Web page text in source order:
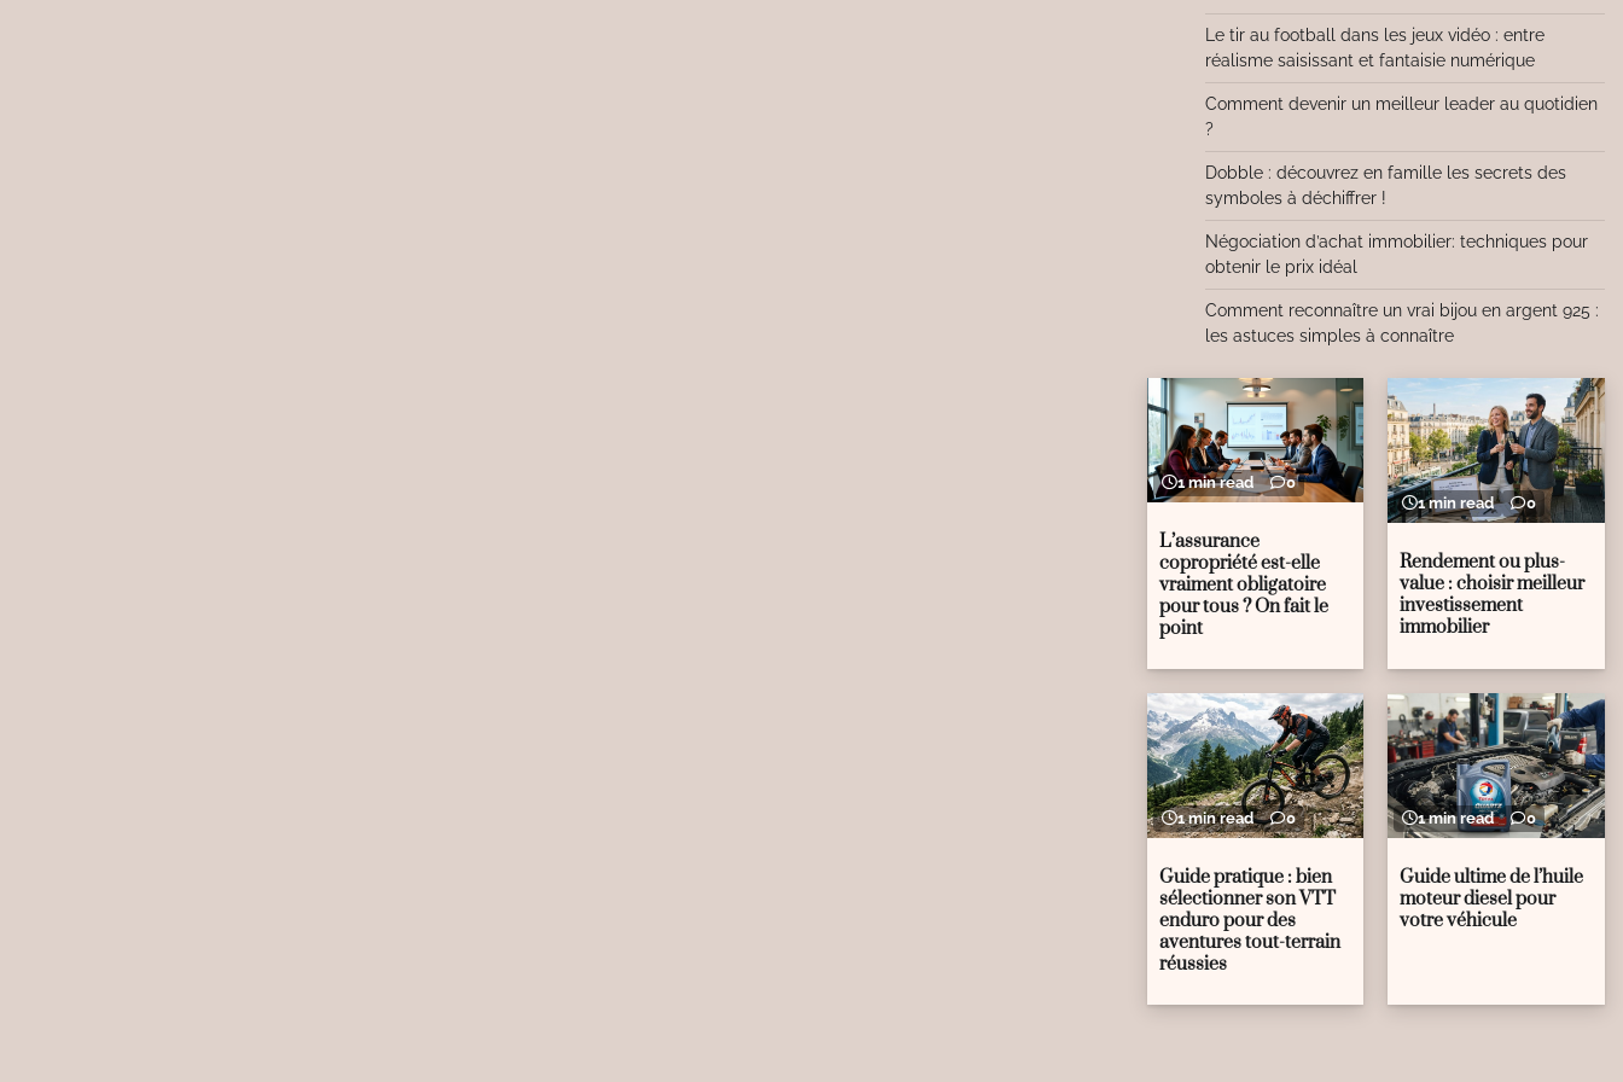
Le tir au football dans les jeux vidéo : entre
réalisme saisissant et fantaisie numérique
Comment devenir un meilleur leader au quotidien
?
Dobble : découvrez en famille les secrets des
symboles à déchiffrer !
Négociation d’achat immobilier: techniques pour
obtenir le prix idéal
Comment reconnaître un vrai bijou en argent 925 :
les astuces simples à connaître
1 min read 0
L’assurance
copropriété est-elle
vraiment obligatoire
pour tous ? On fait le
point
1 min read 0
Rendement ou plus-
value : choisir meilleur
investissement
immobilier
1 min read 0
Guide pratique : bien
sélectionner son VTT
enduro pour des
aventures tout-terrain
réussies
1 min read 0
Guide ultime de l’huile
moteur diesel pour
votre véhicule